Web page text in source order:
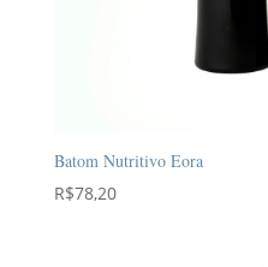
Batom Nutritivo Eora
R$78,20